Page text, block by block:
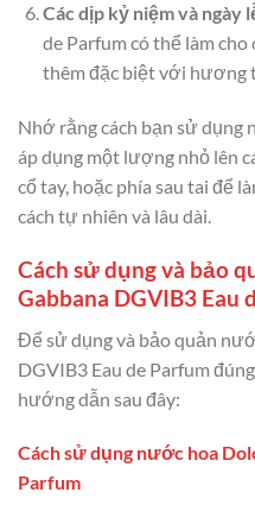
Các dịp kỷ niệm và ngày
de Parfum có thể làm cho
thêm đặc biệt với hương
Nhớ rằng cách bạn sử dụng
áp dụng một lượng nhỏ lên
cổ tay, hoặc phía sau tai để
cách tự nhiên và lâu dài.
Cách sử dụng và bảo
Gabbana DGVIB3 Eau
Để sử dụng và bảo quản
DGVIB3 Eau de Parfum
hướng dẫn sau đây:
Cách sử dụng nước hoa
Parfum